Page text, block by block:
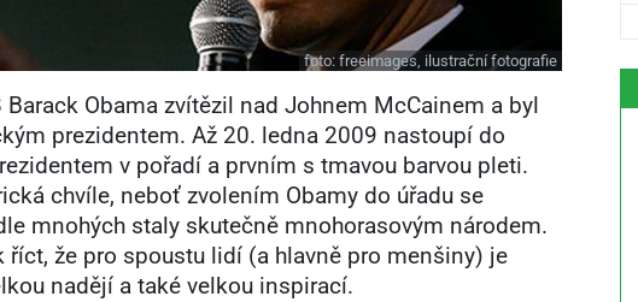
foto:freeimages, ilustrační fotografie
Obama zvítězil nad Johnem McCainem a byl
prezidentem. Až 20. ledna 2009 nastoupí do
v pořadí a prvním s tmavou barvou pleti.
chvíle, neboť zvolením Obamy do úřadu se
mnohých staly skutečně mnohorasovým národem.
říct, že pro spoustu lidí (a hlavně pro menšiny) je
nadějí a také velkou inspirací.